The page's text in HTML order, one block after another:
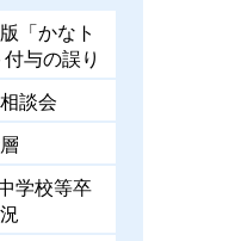
「かなト
与の誤り
談会
学校等卒